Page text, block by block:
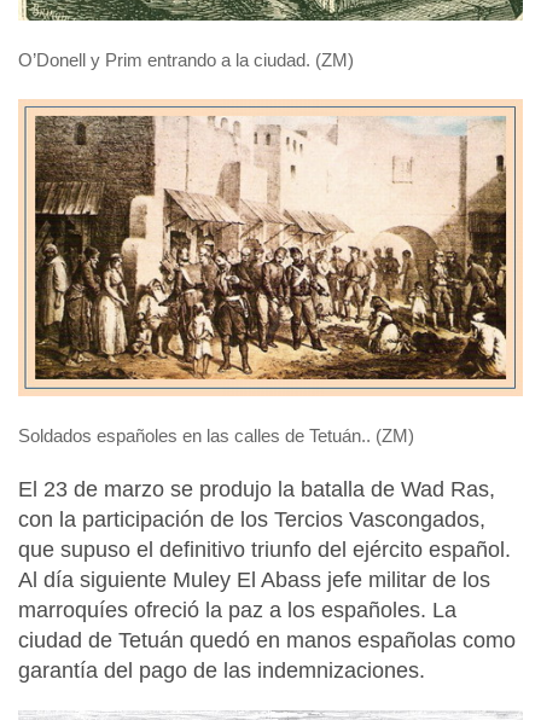
O’Donell y Prim entrando a la ciudad. (ZM)
Soldados españoles en las calles de Tetuán.. (ZM)
El 23 de marzo se produjo la batalla de Wad Ras,
con la participación de los Tercios Vascongados,
que supuso el definitivo triunfo del ejército español.
Al día siguiente Muley El Abass jefe militar de los
marroquíes ofreció la paz a los españoles. La
ciudad de Tetuán quedó en manos españolas como
garantía del pago de las indemnizaciones.